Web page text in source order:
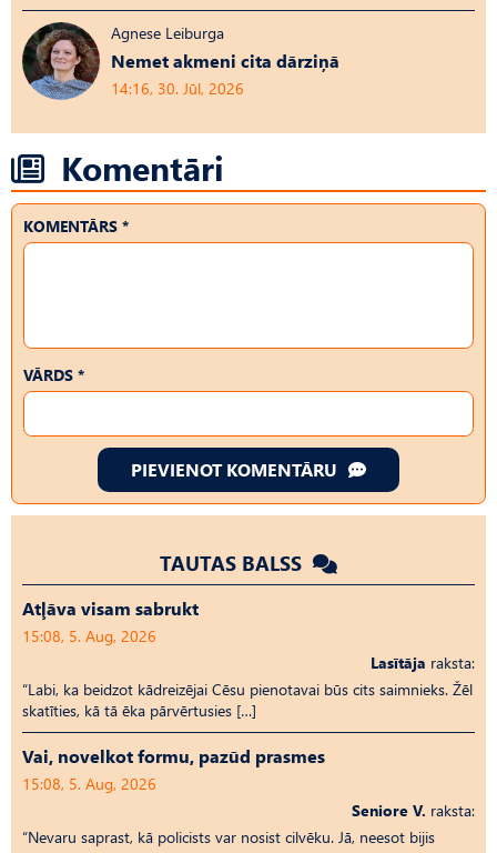
Agnese Leiburga
Nemet akmeni cita dārziņā
14:16, 30. Jūl, 2026
Komentāri
KOMENTĀRS *
VĀRDS *
PIEVIENOT KOMENTĀRU
TAUTAS BALSS
Atļāva visam sabrukt
15:08, 5. Aug, 2026
Lasītāja raksta:
“Labi, ka beidzot kādreizējai Cēsu pienotavai būs cits saimnieks. Žēl
skatīties, kā tā ēka pārvērtusies […]
Vai, novelkot formu, pazūd prasmes
15:08, 5. Aug, 2026
Seniore V. raksta:
“Nevaru saprast, kā policists var nosist cilvēku. Jā, neesot bijis